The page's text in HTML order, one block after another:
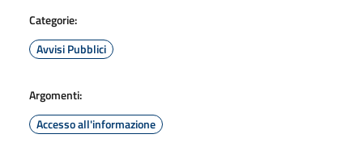
Categorie:
Avvisi Pubblici
Argomenti:
Accesso all'informazione